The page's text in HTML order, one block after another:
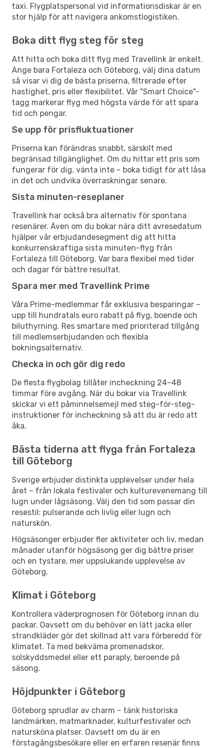
taxi. Flygplatspersonal vid informationsdiskar är en
stor hjälp för att navigera ankomstlogistiken.
Boka ditt flyg steg för steg
Att hitta och boka ditt flyg med Travellink är enkelt.
Ange bara Fortaleza och Göteborg, välj dina datum
så visar vi dig de bästa priserna, filtrerade efter
hastighet, pris eller flexibilitet. Vår "Smart Choice"-
tagg markerar flyg med högsta värde för att spara
tid och pengar.
Se upp för prisfluktuationer
Priserna kan förändras snabbt, särskilt med
begränsad tillgänglighet. Om du hittar ett pris som
fungerar för dig, vänta inte – boka tidigt för att låsa
in det och undvika överraskningar senare.
Sista minuten-reseplaner
Travellink har också bra alternativ för spontana
resenärer. Även om du bokar nära ditt avresedatum
hjälper vår erbjudandesegment dig att hitta
konkurrenskraftiga sista minuten-flyg från
Fortaleza till Göteborg. Var bara flexibel med tider
och dagar för bättre resultat.
Spara mer med Travellink Prime
Våra Prime-medlemmar får exklusiva besparingar –
upp till hundratals euro rabatt på flyg, boende och
biluthyrning. Res smartare med prioriterad tillgång
till medlemserbjudanden och flexibla
bokningsalternativ.
Checka in och gör dig redo
De flesta flygbolag tillåter incheckning 24–48
timmar före avgång. När du bokar via Travellink
skickar vi ett påminnelsemejl med steg-för-steg-
instruktioner för incheckning så att du är redo att
åka.
Bästa tiderna att flyga från Fortaleza
till Göteborg
Sverige erbjuder distinkta upplevelser under hela
året – från lokala festivaler och kulturevenemang till
lugn under lågsäsong. Välj den tid som passar din
resestil: pulserande och livlig eller lugn och
naturskön.
Högsäsonger erbjuder fler aktiviteter och liv, medan
månader utanför högsäsong ger dig bättre priser
och en tystare, mer uppslukande upplevelse av
Göteborg.
Klimat i Göteborg
Kontrollera väderprognosen för Göteborg innan du
packar. Oavsett om du behöver en lätt jacka eller
strandkläder gör det skillnad att vara förberedd för
klimatet. Ta med bekväma promenadskor,
solskyddsmedel eller ett paraply, beroende på
säsong.
Höjdpunkter i Göteborg
Göteborg sprudlar av charm – tänk historiska
landmärken, matmarknader, kulturfestivaler och
natursköna platser. Oavsett om du är en
förstagångsbesökare eller en erfaren resenär finns